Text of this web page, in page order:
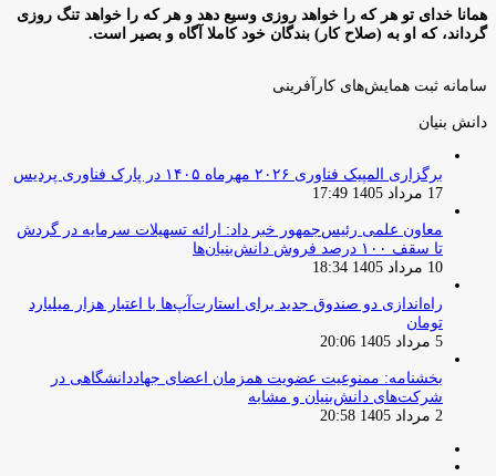
همانا خدای تو هر که را خواهد روزی وسیع دهد و هر که را خواهد تنگ روزی
گرداند، که او به (صلاح کار) بندگان خود کاملا آگاه و بصیر است.
سامانه ثبت همایش‌های کارآفرینی
دانش‌ بنیان‌
برگزاری المپیک فناوری ۲۰۲۶ مهرماه ۱۴۰۵ در پارک فناوری پردیس
17 مرداد 1405 17:49
معاون علمی رئیس‌جمهور خبر داد: ارائه تسهیلات سرمایه در گردش
تا سقف ۱۰۰ درصد فروش دانش‌بنیان‌ها
10 مرداد 1405 18:34
راه‌اندازی دو صندوق جدید برای استارت‌آپ‌ها با اعتبار هزار میلیارد
تومان
5 مرداد 1405 20:06
بخشنامه: ممنوعیت عضویت همزمان اعضای جهاددانشگاهی در
شرکت‌های دانش‌بنیان و مشابه
2 مرداد 1405 20:58